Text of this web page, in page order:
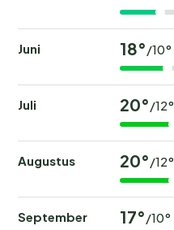
Juni 18°/10°
Juli 20°/12°
Augustus 20°/12°
September 17°/10°